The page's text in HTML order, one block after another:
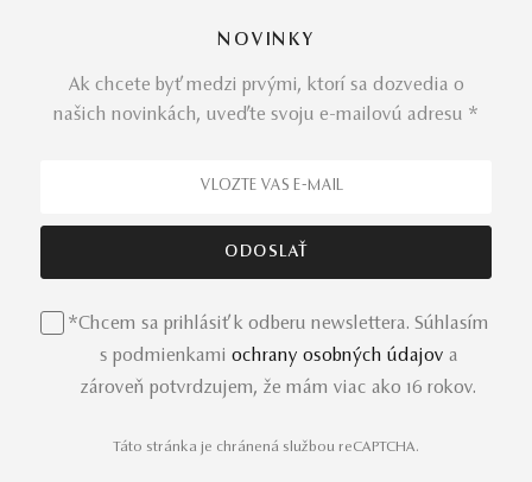
NOVINKY
Ak chcete byť medzi prvými, ktorí sa dozvedia o
našich novinkách, uveďte svoju e-mailovú adresu *
*Chcem sa prihlásiť k odberu newslettera. Súhlasím
s podmienkami ochrany osobných údajov a
zároveň potvrdzujem, že mám viac ako 16 rokov.
Táto stránka je chránená službou reCAPTCHA.